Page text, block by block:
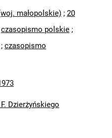
Azotowych im.
1965, nr 8
Samorządu
Samorządu
1965, nr 10
Azotowych im.
małopolskie) ; 20
czasopismo polskie ;
; czasopismo
Dzierżyńskiego